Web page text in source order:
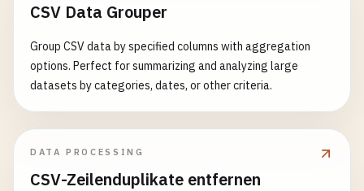
CSV Data Grouper
Group CSV data by specified columns with aggregation
options. Perfect for summarizing and analyzing large
datasets by categories, dates, or other criteria.
DATA PROCESSING
CSV-Zeilenduplikate entfernen